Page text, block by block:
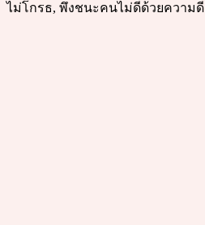
ไม่โกรธ, พึงชนะคนไม่ดีด้วยความดี